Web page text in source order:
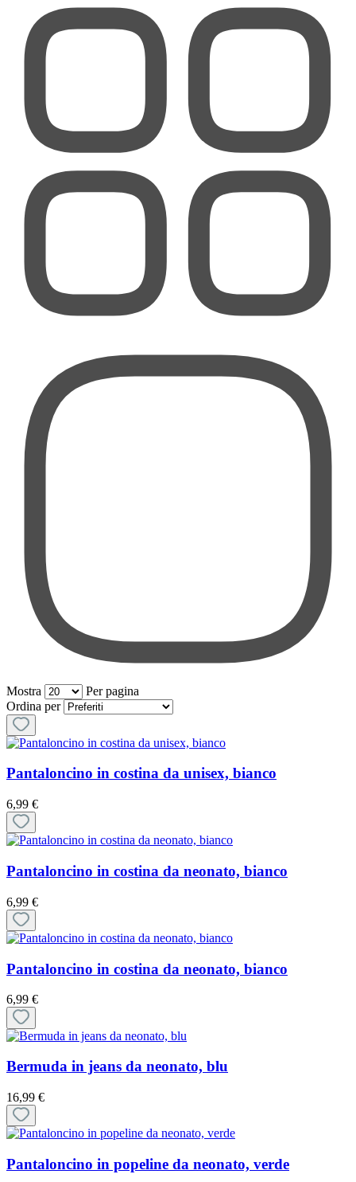
Mostra
Per pagina
per pagina
Ordina per
Pantaloncino in costina da unisex, bianco
6,99 €
Pantaloncino in costina da neonato, bianco
6,99 €
Pantaloncino in costina da neonato, bianco
6,99 €
Bermuda in jeans da neonato, blu
16,99 €
Pantaloncino in popeline da neonato, verde